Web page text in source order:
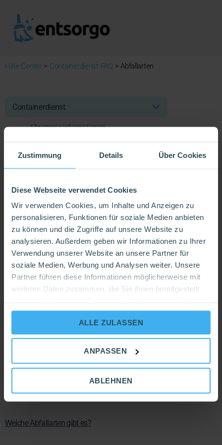
Zustimmung Details Über Cookies
Diese Webseite verwendet Cookies
Wir verwenden Cookies, um Inhalte und Anzeigen zu
personalisieren, Funktionen für soziale Medien anbieten
zu können und die Zugriffe auf unsere Website zu
analysieren. Außerdem geben wir Informationen zu Ihrer
Verwendung unserer Website an unsere Partner für
soziale Medien, Werbung und Analysen weiter. Unsere
Partner führen diese Informationen möglicherweise mit
weiteren Daten zusammen, die Sie ihnen bereitgestellt
gesammelt haben.
ALLE ZULASSEN
ANPASSEN
ABLEHNEN
Hilfe Center> Containerdienst FAQ > Abfallarten
Containerdienst
Allgemeine Informationen
Stellung & Abholung
Widerruf & Stornierung
Entrümpelungen
Big Bags
Abfallarten
Abfallarten
Was ist der Abfallarten Finder?
Welche Abfallarten gibt es?